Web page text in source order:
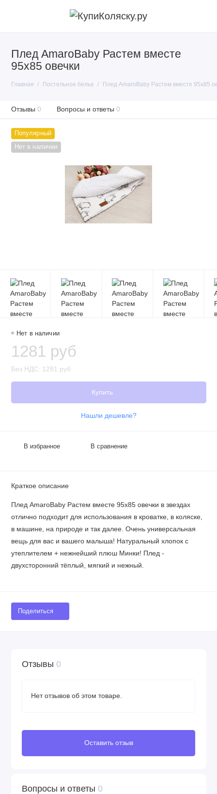
Плед AmaroBaby Растем вместе
95х85 овечки
Главная Постельное белье Плед AmaroBaby Растем вместе 95х85
Отзывы 0 Вопросы и ответы 0
Популярный
Нет в наличии
Нет в наличии
1281 руб
Без НДС: 1281 руб
Купить
Нашли дешевле?
В избранное В сравнение
Краткое описание
Плед AmaroBaby Растем вместе 95х85 овечки в звездах
отлично подходит для использования в кроватке, в коляске,
в машине, на природе и так далее. Очень универсальная
вещь для вас и вашего малыша! Натуральный хлопок с
утеплителем + нежнейший плюш Минки! Плед -
двухсторонний тёплый, мягкий и нежный.
Поделиться
Отзывы 0
Нет отзывов об этом товаре.
Оставить отзыв
Вопросы и ответы 0